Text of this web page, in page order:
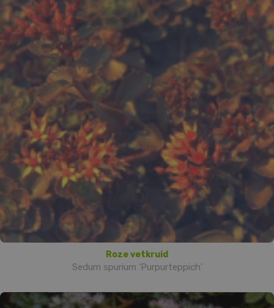
Roze vetkruid
Sedum spurium 'Purpurteppich'